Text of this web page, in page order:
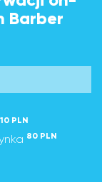
Barber
PLN
80 PLN